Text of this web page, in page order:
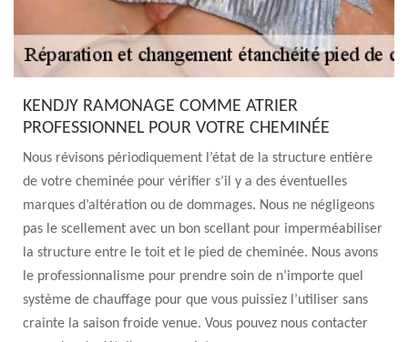
KENDJY RAMONAGE COMME ATRIER
PROFESSIONNEL POUR VOTRE CHEMINÉE
Nous révisons périodiquement l’état de la structure entière
de votre cheminée pour vérifier s’il y a des éventuelles
marques d’altération ou de dommages. Nous ne négligeons
pas le scellement avec un bon scellant pour imperméabiliser
la structure entre le toit et le pied de cheminée. Nous avons
le professionnalisme pour prendre soin de n’importe quel
système de chauffage pour que vous puissiez l’utiliser sans
crainte la saison froide venue. Vous pouvez nous contacter